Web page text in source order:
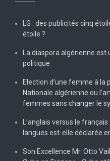
LG : des publicités cinq
étoile ?
La diaspora algérienne est
politique
Election d’une femme à la
Nationale algérienne ou
femmes sans changer le
L’anglais versus le
langues est-elle déclarée
Son Excellence Mr. Otto